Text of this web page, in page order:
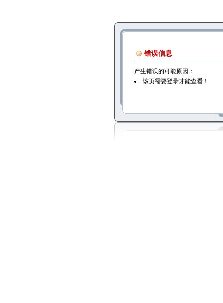
错误信息
产生错误的可能原因：
该页需要登录才能查看！